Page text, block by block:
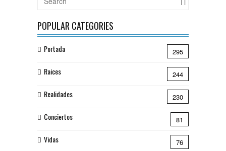
POPULAR CATEGORIES
Portada 295
Raices 244
Realidades 230
Conciertos 81
Vidas 76